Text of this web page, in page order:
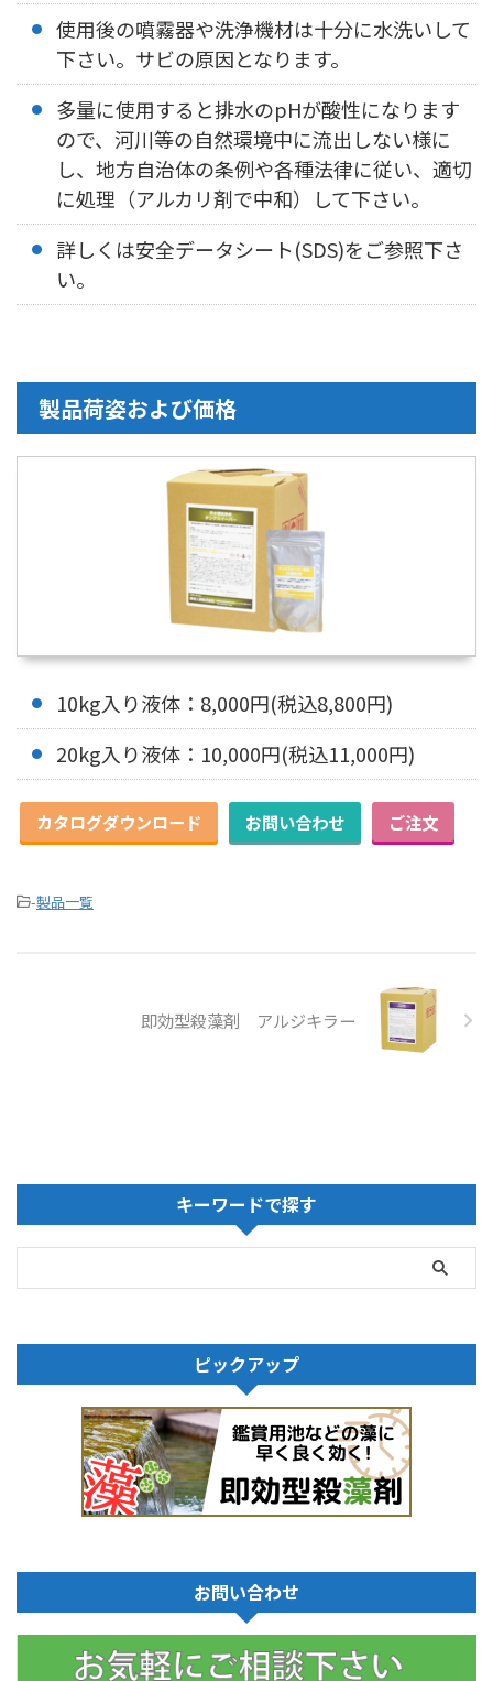
使用後の噴霧器や洗浄機材は十分に水洗いして
下さい。サビの原因となります。
多量に使用すると排水のpHが酸性になります
ので、河川等の自然環境中に流出しない様に
し、地方自治体の条例や各種法律に従い、適切
に処理（アルカリ剤で中和）して下さい。
詳しくは安全データシート(SDS)をご参照下さ
い。
製品荷姿および価格
10kg入り液体：8,000円(税込8,800円)
20kg入り液体：10,000円(税込11,000円)
カタログダウンロード お問い合わせ ご注文
-製品一覧
即効型殺藻剤 アルジキラー
キーワードで探す
ピックアップ
お問い合わせ